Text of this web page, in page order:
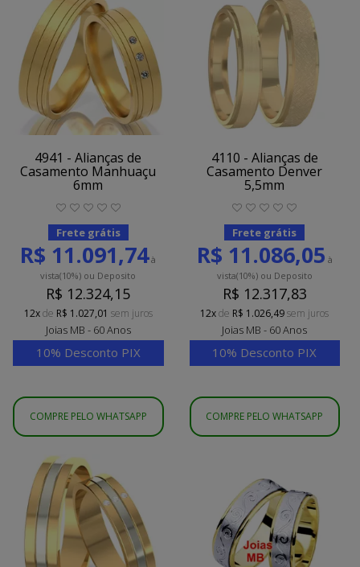
4941 - Alianças de
Casamento Manhuaçu
6mm
Frete grátis
R$ 11.091,74à
vista(10%) ou Deposito
R$ 12.324,15
12xde R$ 1.027,01 sem juros
Joias MB - 60 Anos
10% Desconto PIX
COMPRE PELO WHATSAPP
4110 - Alianças de
Casamento Denver
5,5mm
Frete grátis
R$ 11.086,05 à
vista(10%)ou Deposito
R$ 12.317,83
12xde R$ 1.026,49sem juros
Joias MB - 60 Anos
10% Desconto PIX
COMPRE PELO WHATSAPP